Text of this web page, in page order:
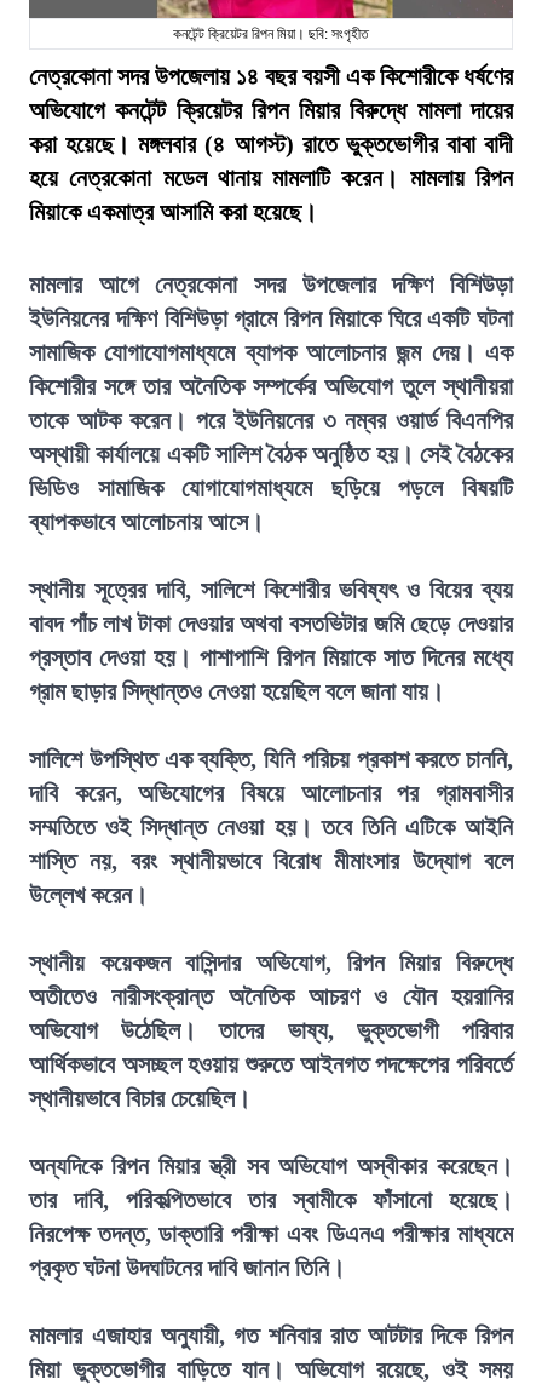
কনটেন্ট ক্রিয়েটর রিপন মিয়া। ছবি: সংগৃহীত
নেত্রকোনা সদর উপজেলায় ১৪ বছর বয়সী এক কিশোরীকে ধর্ষণের
অভিযোগে কনটেন্ট ক্রিয়েটর রিপন মিয়ার বিরুদ্ধে মামলা দায়ের
করা হয়েছে। মঙ্গলবার (৪ আগস্ট) রাতে ভুক্তভোগীর বাবা বাদী
হয়ে নেত্রকোনা মডেল থানায় মামলাটি করেন। মামলায় রিপন
মিয়াকে একমাত্র আসামি করা হয়েছে।
মামলার আগে নেত্রকোনা সদর উপজেলার দক্ষিণ বিশিউড়া
ইউনিয়নের দক্ষিণ বিশিউড়া গ্রামে রিপন মিয়াকে ঘিরে একটি ঘটনা
সামাজিক যোগাযোগমাধ্যমে ব্যাপক আলোচনার জন্ম দেয়। এক
কিশোরীর সঙ্গে তার অনৈতিক সম্পর্কের অভিযোগ তুলে স্থানীয়রা
তাকে আটক করেন। পরে ইউনিয়নের ৩ নম্বর ওয়ার্ড বিএনপির
অস্থায়ী কার্যালয়ে একটি সালিশ বৈঠক অনুষ্ঠিত হয়। সেই বৈঠকের
ভিডিও সামাজিক যোগাযোগমাধ্যমে ছড়িয়ে পড়লে বিষয়টি
ব্যাপকভাবে আলোচনায় আসে।
স্থানীয় সূত্রের দাবি, সালিশে কিশোরীর ভবিষ্যৎ ও বিয়ের ব্যয়
বাবদ পাঁচ লাখ টাকা দেওয়ার অথবা বসতভিটার জমি ছেড়ে দেওয়ার
প্রস্তাব দেওয়া হয়। পাশাপাশি রিপন মিয়াকে সাত দিনের মধ্যে
গ্রাম ছাড়ার সিদ্ধান্তও নেওয়া হয়েছিল বলে জানা যায়।
সালিশে উপস্থিত এক ব্যক্তি, যিনি পরিচয় প্রকাশ করতে চাননি,
দাবি করেন, অভিযোগের বিষয়ে আলোচনার পর গ্রামবাসীর
সম্মতিতে ওই সিদ্ধান্ত নেওয়া হয়। তবে তিনি এটিকে আইনি
শাস্তি নয়, বরং স্থানীয়ভাবে বিরোধ মীমাংসার উদ্যোগ বলে
উল্লেখ করেন।
স্থানীয় কয়েকজন বাসিন্দার অভিযোগ, রিপন মিয়ার বিরুদ্ধে
অতীতেও নারীসংক্রান্ত অনৈতিক আচরণ ও যৌন হয়রানির
অভিযোগ উঠেছিল। তাদের ভাষ্য, ভুক্তভোগী পরিবার
আর্থিকভাবে অসচ্ছল হওয়ায় শুরুতে আইনগত পদক্ষেপের পরিবর্তে
স্থানীয়ভাবে বিচার চেয়েছিল।
অন্যদিকে রিপন মিয়ার স্ত্রী সব অভিযোগ অস্বীকার করেছেন।
তার দাবি, পরিকল্পিতভাবে তার স্বামীকে ফাঁসানো হয়েছে।
নিরপেক্ষ তদন্ত, ডাক্তারি পরীক্ষা এবং ডিএনএ পরীক্ষার মাধ্যমে
প্রকৃত ঘটনা উদঘাটনের দাবি জানান তিনি।
মামলার এজাহার অনুযায়ী, গত শনিবার রাত আটটার দিকে রিপন
মিয়া ভুক্তভোগীর বাড়িতে যান। অভিযোগ রয়েছে, ওই সময়